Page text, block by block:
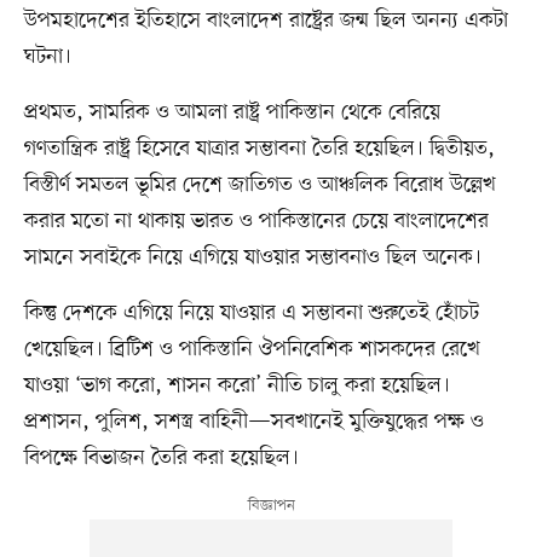
উপমহাদেশের ইতিহাসে বাংলাদেশ রাষ্ট্রের জন্ম ছিল অনন্য একটা
ঘটনা।
প্রথমত, সামরিক ও আমলা রাষ্ট্র পাকিস্তান থেকে বেরিয়ে
গণতান্ত্রিক রাষ্ট্র হিসেবে যাত্রার সম্ভাবনা তৈরি হয়েছিল। দ্বিতীয়ত,
বিস্তীর্ণ সমতল ভূমির দেশে জাতিগত ও আঞ্চলিক বিরোধ উল্লেখ
করার মতো না থাকায় ভারত ও পাকিস্তানের চেয়ে বাংলাদেশের
সামনে সবাইকে নিয়ে এগিয়ে যাওয়ার সম্ভাবনাও ছিল অনেক।
কিন্তু দেশকে এগিয়ে নিয়ে যাওয়ার এ সম্ভাবনা শুরুতেই হোঁচট
খেয়েছিল। ব্রিটিশ ও পাকিস্তানি ঔপনিবেশিক শাসকদের রেখে
যাওয়া ‘ভাগ করো, শাসন করো’ নীতি চালু করা হয়েছিল।
প্রশাসন, পুলিশ, সশস্ত্র বাহিনী—সবখানেই মুক্তিযুদ্ধের পক্ষ ও
বিপক্ষে বিভাজন তৈরি করা হয়েছিল।